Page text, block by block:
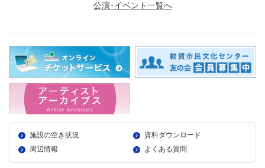
公演･イベント一覧へ
施設の空き状況
資料ダウンロード
周辺情報
よくある質問